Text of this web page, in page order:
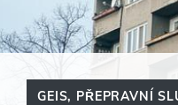
GEIS, PŘEPRAVNÍ